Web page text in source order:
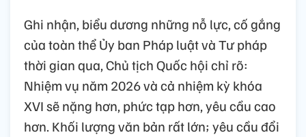
Ghi nhận, biểu dương những nỗ lực, cố gắng
của toàn thể Ủy ban Pháp luật và Tư pháp
thời gian qua, Chủ tịch Quốc hội chỉ rõ:
Nhiệm vụ năm 2026 và cả nhiệm kỳ khóa
XVI sẽ nặng hơn, phức tạp hơn, yêu cầu cao
hơn. Khối lượng văn bản rất lớn; yêu cầu đổi